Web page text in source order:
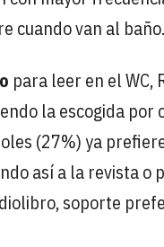
cuando van al baño.
para leer en el WC,
la escogida
(27%) ya
así a la revista o
soporte